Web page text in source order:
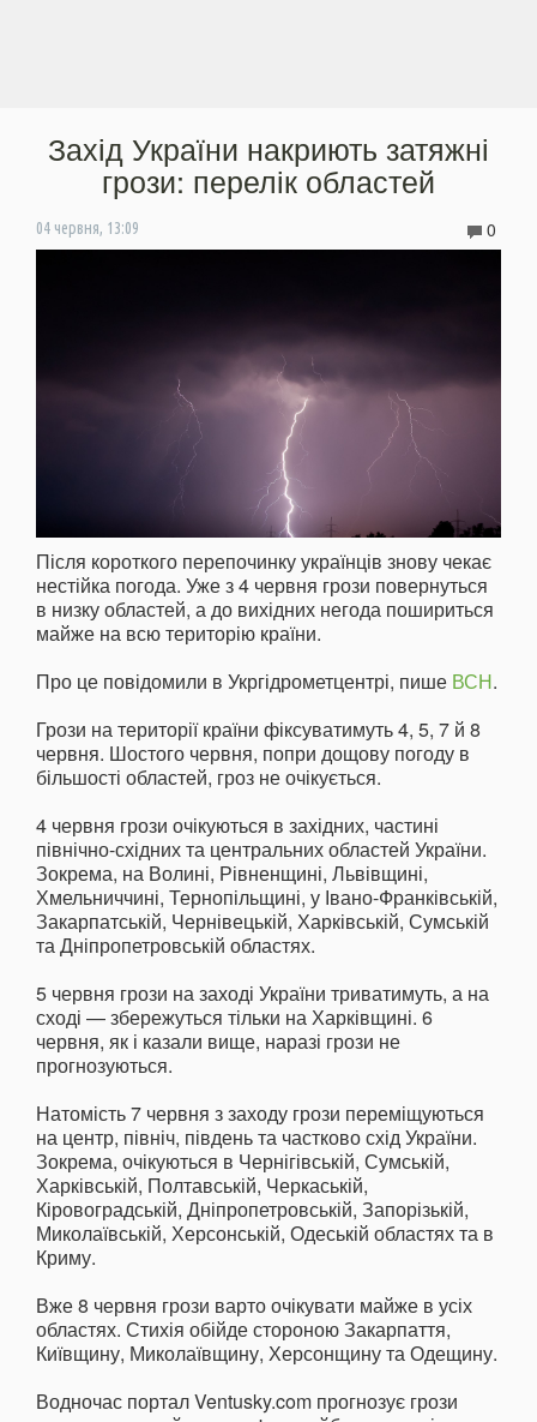
Захід України накриють затяжні
грози: перелік областей
04 червня, 13:09 0
Після короткого перепочинку українців знову чекає
нестійка погода. Уже з 4 червня грози повернуться
в низку областей, а до вихідних негода пошириться
майже на всю територію країни.
Про це повідомили в Укргідрометцентрі, пише ВСН.
Грози на території країни фіксуватимуть 4, 5, 7 й 8
червня. Шостого червня, попри дощову погоду в
більшості областей, гроз не очікується.
4 червня грози очікуються в західних, частині
північно-східних та центральних областей України.
Зокрема, на Волині, Рівненщині, Львівщині,
Хмельниччині, Тернопільщині, у Івано-Франківській,
Закарпатській, Чернівецькій, Харківській, Сумській
та Дніпропетровській областях.
5 червня грози на заході України триватимуть, а на
сході — збережуться тільки на Харківщині. 6
червня, як і казали вище, наразі грози не
прогнозуються.
Натомість 7 червня з заходу грози переміщуються
на центр, північ, південь та частково схід України.
Зокрема, очікуються в Чернігівській, Сумській,
Харківській, Полтавській, Черкаській,
Кіровоградській, Дніпропетровській, Запорізькій,
Миколаївській, Херсонській, Одеській областях та в
Криму.
Вже 8 червня грози варто очікувати майже в усіх
областях. Стихія обійде стороною Закарпаття,
Київщину, Миколаївщину, Херсонщину та Одещину.
Водночас портал Ventusky.com прогнозує грози